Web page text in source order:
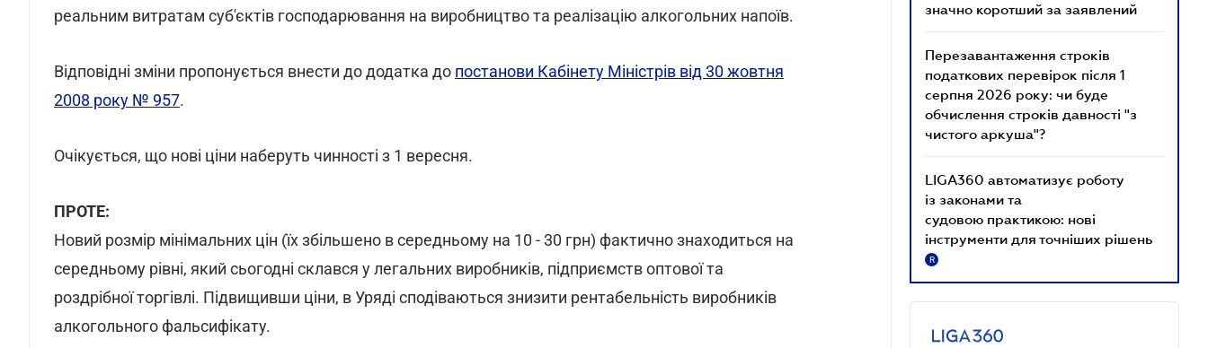
реальним витратам суб'єктів господарювання на виробництво та реалізацію алкогольних напоїв.
Відповідні зміни пропонується внести до додатка до постанови Кабінету Міністрів від 30 жовтня
2008 року № 957.
Очікується, що нові ціни наберуть чинності з 1 вересня.
ПРОТЕ:
Новий розмір мінімальних цін (їх збільшено в середньому на 10 - 30 грн) фактично знаходиться на
середньому рівні, який сьогодні склався у легальних виробників, підприємств оптової та
роздрібної торгівлі. Підвищивши ціни, в Уряді сподіваються знизити рентабельність виробників
алкогольного фальсифікату.
значно коротший за заявлений
Перезавантаження строків
податкових перевірок після 1
серпня 2026 року: чи буде
обчислення строків давності "з
чистого аркуша"?
LIGA360 автоматизує роботу
із законами та
судовою практикою: нові
інструменти для точніших рішень
R